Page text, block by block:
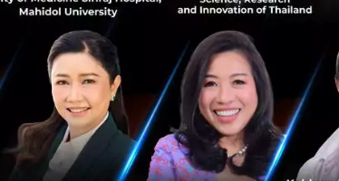
ซึ่งเป็นกรดอ่อน และทีม MIT ก็พบว่าในเงื่
สร้างกรดไฮโดรฟลูออริกออกมาระหว่างทาง
บแร่ซิลิเกตทุกชนิดซึ่งมีอยู่มากมายบนโลก แต่สป
ยเป็นเป้าหมายแรกที่น่าลอง โดย Chiang เล่าว่า
เจ้าหน้าที่จากหน่วยงาน Advanced Research
มหันมาจับสปอดูมีน